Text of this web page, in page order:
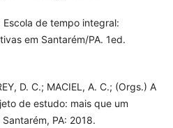
Escola de tempo integral:
em Santarém/PA. 1ed.
D. C.; MACIEL, A. C.; (Orgs.) A
de estudo: mais que um
PA: 2018.